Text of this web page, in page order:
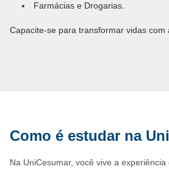
Farmácias e Drogarias.
Capacite-se para transformar vidas com
Como é estudar na
Na UniCesumar, você vive a